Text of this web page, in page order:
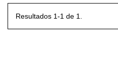
Resultados 1-1 de 1.